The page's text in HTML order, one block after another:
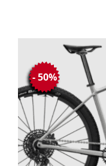
- 50%